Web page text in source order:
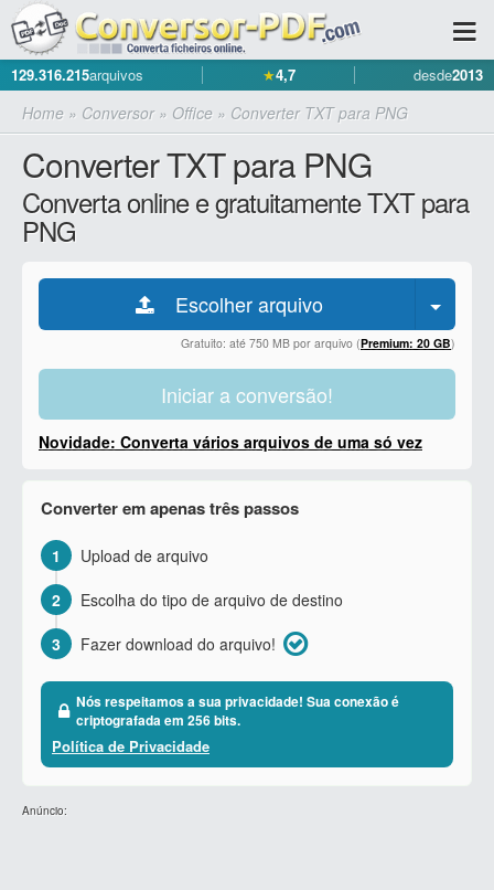
129.316.215arquivos ★4,7 desde2013
Home » Conversor» Office » Converter TXT para PNG
Converter TXT para PNG
Converta online e gratuitamente TXT para
PNG
Escolher arquivo
Gratuito: até 750 MB por arquivo (Premium: 20 GB)
Iniciar a conversão!
Novidade: Converta vários arquivos de uma só vez
Converter em apenas três passos
1
Upload de arquivo
2
Escolha do tipo de arquivo de destino
3
Fazer download do arquivo!
Nós respeitamos a sua privacidade! Sua conexão é
criptografada em 256 bits.
Política de Privacidade
Anúncio: